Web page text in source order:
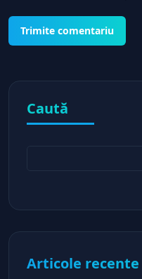
Caută
Articole recente